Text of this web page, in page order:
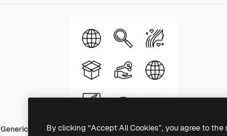
Generic Detailed OutlineBy clicking “Accept All Cookies”, you agree to